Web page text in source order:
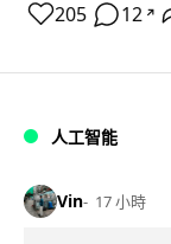
205 12 ↗
人工智能
Vin 17 小時